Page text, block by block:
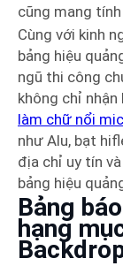
cũng mang
Cùng với kinh
bảng hiệu
ngũ thi công
không chỉ
làm chữ nổi
như Alu, bạt
địa chỉ uy tín
bảng hiệu
Bảng
hạng